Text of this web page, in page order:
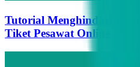
Tutorial Menghindari
Tiket Pesawat Online